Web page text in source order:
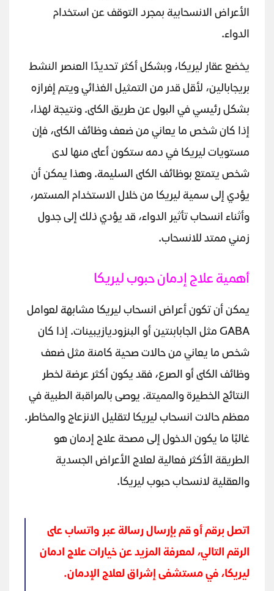
الأعراض الانسحابية بمجرد التوقف عن استخدام
الدواء.
يخضع عقار ليريكا، وبشكل أكثر تحديدًا العنصر النشط
بريجابالين، لأقل قدر من التمثيل الغذائي ويتم إفرازه
بشكل رئيسي في البول عن طريق الكلى. ونتيجة لهذا،
إذا كان شخص ما يعاني من ضعف وظائف الكلى، فإن
مستويات ليريكا في دمه ستكون أعلى منها لدى
شخص يتمتع بوظائف الكلى السليمة. وهذا يمكن أن
يؤدي إلى سمية ليريكا من خلال الاستخدام المستمر،
وأثناء انسحاب تأثير الدواء، قد يؤدي ذلك إلى جدول
زمني ممتد للانسحاب.
أهمية علاج إدمان حبوب ليريكا
يمكن أن تكون أعراض انسحاب ليريكا مشابهة لعوامل
GABA مثل الجابابنتين أو البنزوديازيبينات. إذا كان
شخص ما يعاني من حالات صحية كامنة مثل ضعف
وظائف الكلى أو الصرع، فقد يكون أكثر عرضة لخطر
النتائج الخطيرة والمميتة. يوصى بالمراقبة الطبية في
معظم حالات انسحاب ليريكا لتقليل الانزعاج والمخاطر.
غالبًا ما يكون الدخول إلى مصحة علاج إدمان هو
الطريقة الأكثر فعالية لعلاج الأعراض الجسدية
والعقلية لانسحاب حبوب ليريكا.
اتصل برقم أو قم بإرسال رسالة عبر واتساب على
الرقم التالي، لمعرفة المزيد عن خيارات علاج ادمان
ليريكا، في مستشفى إشراق لعلاج الإدمان.